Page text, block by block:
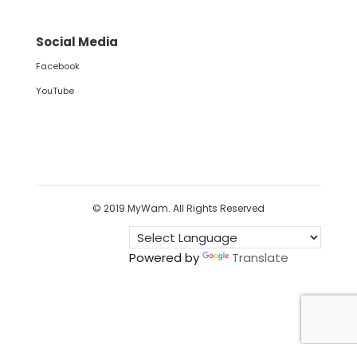
Social Media
Facebook
YouTube
© 2019 MyWam. All Rights Reserved
Powered by Translate